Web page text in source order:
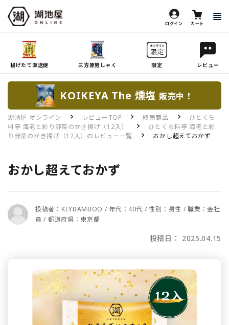
ログイン カート
揚げたて直送便 三方原男しゃく 限定 レビュー
KOIKEYA The 燻塩 販売中！
湖池屋 オンライン レビューTOP 終売商品
ひとくち
料亭 海老と彩り野菜のかき揚げ（12入）
ひとくち料亭 海老と彩
り野菜のかき揚げ（12入）のレビュー一覧
おかし超えておかず
おかし超えておかず
投稿者：KEYBAMBOO / 年代：40代 / 性別：男性 / 職業：会社
員 / 都道府県：東京都
投稿日： 2025.04.15